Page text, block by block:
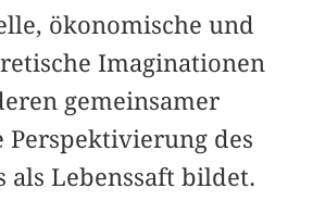
ökonomische und
Imaginationen
gemeinsamer
Perspektivierung des
als Lebenssaft bildet.